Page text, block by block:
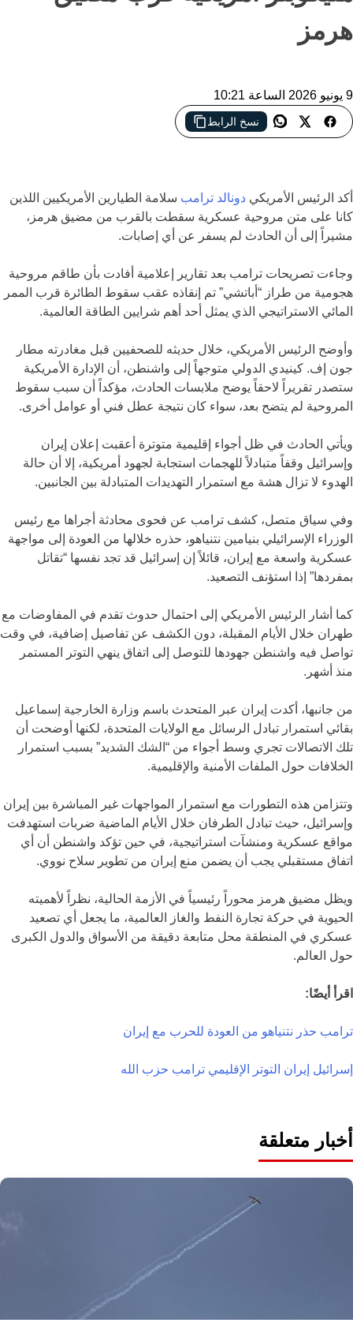
هرمز
9 يونيو 2026 الساعة 10:21
نسخ الرابط
أكد الرئيس الأمريكي دونالد ترامب سلامة الطيارين الأمريكيين اللذين
كانا على متن مروحية عسكرية سقطت بالقرب من مضيق هرمز،
مشيراً إلى أن الحادث لم يسفر عن أي إصابات.
وجاءت تصريحات ترامب بعد تقارير إعلامية أفادت بأن طاقم مروحية
هجومية من طراز “أباتشي” تم إنقاذه عقب سقوط الطائرة قرب الممر
المائي الاستراتيجي الذي يمثل أحد أهم شرايين الطاقة العالمية.
وأوضح الرئيس الأمريكي، خلال حديثه للصحفيين قبل مغادرته مطار
جون إف. كينيدي الدولي متوجهاً إلى واشنطن، أن الإدارة الأمريكية
ستصدر تقريراً لاحقاً يوضح ملابسات الحادث، مؤكداً أن سبب سقوط
المروحية لم يتضح بعد، سواء كان نتيجة عطل فني أو عوامل أخرى.
ويأتي الحادث في ظل أجواء إقليمية متوترة أعقبت إعلان إيران
وإسرائيل وقفاً متبادلاً للهجمات استجابة لجهود أمريكية، إلا أن حالة
الهدوء لا تزال هشة مع استمرار التهديدات المتبادلة بين الجانبين.
وفي سياق متصل، كشف ترامب عن فحوى محادثة أجراها مع رئيس
الوزراء الإسرائيلي بنيامين نتنياهو، حذره خلالها من العودة إلى مواجهة
عسكرية واسعة مع إيران، قائلاً إن إسرائيل قد تجد نفسها “تقاتل
بمفردها” إذا استؤنف التصعيد.
كما أشار الرئيس الأمريكي إلى احتمال حدوث تقدم في المفاوضات مع
طهران خلال الأيام المقبلة، دون الكشف عن تفاصيل إضافية، في وقت
تواصل فيه واشنطن جهودها للتوصل إلى اتفاق ينهي التوتر المستمر
منذ أشهر.
من جانبها، أكدت إيران عبر المتحدث باسم وزارة الخارجية إسماعيل
بقائي استمرار تبادل الرسائل مع الولايات المتحدة، لكنها أوضحت أن
تلك الاتصالات تجري وسط أجواء من “الشك الشديد” بسبب استمرار
الخلافات حول الملفات الأمنية والإقليمية.
وتتزامن هذه التطورات مع استمرار المواجهات غير المباشرة بين إيران
وإسرائيل، حيث تبادل الطرفان خلال الأيام الماضية ضربات استهدفت
مواقع عسكرية ومنشآت استراتيجية، في حين تؤكد واشنطن أن أي
اتفاق مستقبلي يجب أن يضمن منع إيران من تطوير سلاح نووي.
ويظل مضيق هرمز محوراً رئيسياً في الأزمة الحالية، نظراً لأهميته
الحيوية في حركة تجارة النفط والغاز العالمية، ما يجعل أي تصعيد
عسكري في المنطقة محل متابعة دقيقة من الأسواق والدول الكبرى
حول العالم.
اقرأ أيضًا:
ترامب حذر نتنياهو من العودة للحرب مع إيران
إسرائيل إيران التوتر الإقليمي ترامب حزب الله
أخبار متعلقة